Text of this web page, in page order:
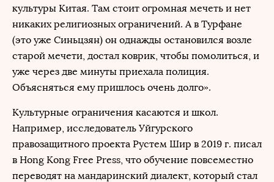
культуры Китая. Там стоит огромная мечеть и нет
никаких религиозных ограничений. А в Турфане
(это уже Синьцзян) он однажды остановился возле
старой мечети, достал коврик, чтобы помолиться, и
уже через две минуты приехала полиция.
Объясняться ему пришлось очень долго».
Культурные ограничения касаются и школ.
Например, исследователь Уйгурского
правозащитного проекта Рустем Шир в 2019 г. писал
в Hong Kong Free Press, что обучение повсеместно
переводят на мандаринский диалект, который стал